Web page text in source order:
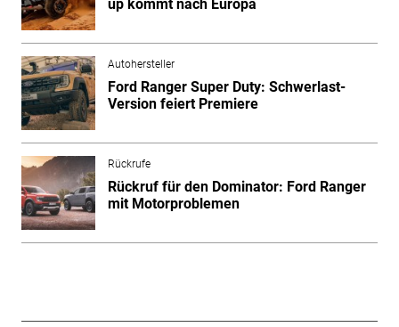
up kommt nach Europa
Autohersteller
Ford Ranger Super Duty: Schwerlast-
Version feiert Premiere
Rückrufe
Rückruf für den Dominator: Ford Ranger
mit Motorproblemen